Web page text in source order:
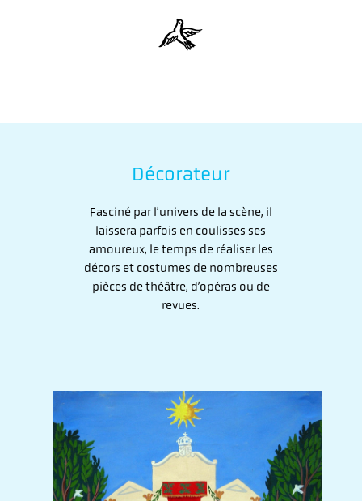
Décorateur
Fasciné par l’univers de la scène, il
laissera parfois en coulisses ses
amoureux, le temps de réaliser les
décors et costumes de nombreuses
pièces de théâtre, d’opéras ou de
revues.